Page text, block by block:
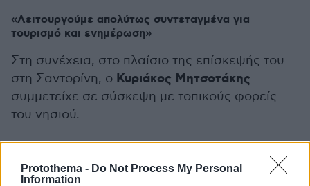
Protothema - Do Not Process My Personal
Information
«Λειτουργούμε απολύτως συντεταγμένα για
τουρισμό και ενημέρωση»
Στη συνέχεια, στο πλαίσιο της επίσκεψής του
στη Σαντορίνη, ο Κυριάκος Μητσοτάκης
συμμετείχε σε σύσκεψη με τοπικούς φορείς
του νησιού.
d7m6cjc7bex5)